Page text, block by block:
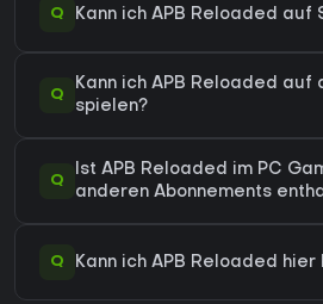
Q Kann ich APB Reloaded auf
Q
Kann ich APB Reloaded auf
spielen?
Q
Ist APB Reloaded im PC
anderen Abonnements
Q Kann ich APB Reloaded hier